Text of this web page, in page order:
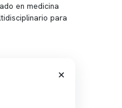
en medicina
para
×